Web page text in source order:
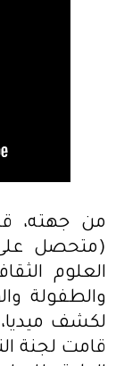
من جهته،
العلوم
لكشف
قامت لجنة